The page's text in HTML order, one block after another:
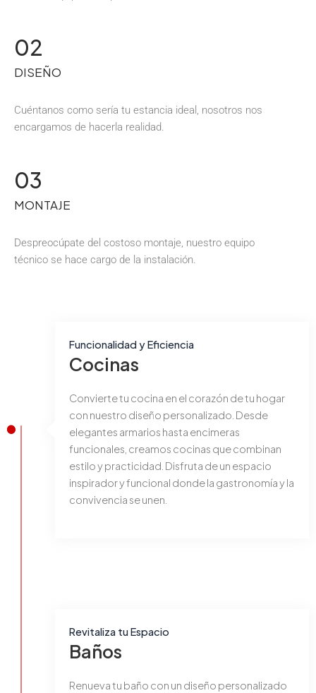
02
DISEÑO
Cuéntanos como sería tu estancia ideal, nosotros nos
encargamos de hacerla realidad.
03
MONTAJE
Despreocúpate del costoso montaje, nuestro equipo
técnico se hace cargo de la instalación.
Funcionalidad y Eficiencia
Cocinas
Convierte tu cocina en el corazón de tu hogar
con nuestro diseño personalizado. Desde
elegantes armarios hasta encimeras
funcionales, creamos cocinas que combinan
estilo y practicidad. Disfruta de un espacio
inspirador y funcional donde la gastronomía y la
convivencia se unen.
Revitaliza tu Espacio
Baños
Renueva tu baño con un diseño personalizado